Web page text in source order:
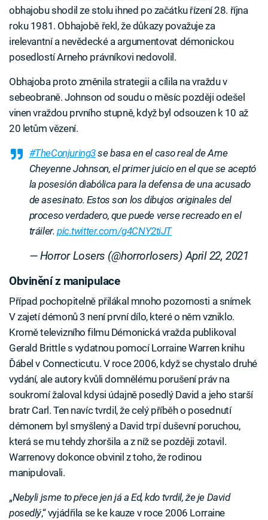
obhajobu shodil ze stolu ihned po začátku řízení 28. října
roku 1981. Obhajobě řekl, že důkazy považuje za
irelevantní a nevědecké a argumentovat démonickou
posedlostí Arneho právníkovi nedovolil.
Obhajoba proto změnila strategii a cílila na vraždu v
sebeobraně. Johnson od soudu o měsíc později odešel
vinen vraždou prvního stupně, když byl odsouzen k 10 až
20 letům vězení.
#TheConjuring3se basa en el caso real de Arne
Cheyenne Johnson, el primer juicio en el que se aceptó
la posesión diabólica para la defensa de una acusado
de asesinato. Estos son los dibujos originales del
proceso verdadero, que puede verse recreado en el
tráiler. pic.twitter.com/g4CNY2tiJT
— Horror Losers (@horrorlosers)April 22, 2021
Obvinění z manipulace
Případ pochopitelně přilákal mnoho pozornosti a snímek
V zajetí démonů 3 není první dílo, které o něm vzniklo.
Kromě televizního filmu Démonická vražda publikoval
Gerald Brittle s vydatnou pomocí Lorraine Warren knihu
Ďábel v Connecticutu. V roce 2006, když se chystalo druhé
vydání, ale autory kvůli domnělému porušení práv na
soukromí žaloval kdysi údajně posedlý David a jeho starší
bratr Carl. Ten navíc tvrdil, že celý příběh o posednutí
démonem byl smyšlený a David trpí duševní poruchou,
která se mu tehdy zhoršila a z níž se později zotavil.
Warrenovy dokonce obvinil z toho, že rodinou
manipulovali.
„Nebyli jsme to přece jen já a Ed, kdo tvrdil, že je David
posedlý,“ vyjádřila se ke kauze v roce 2006 Lorraine